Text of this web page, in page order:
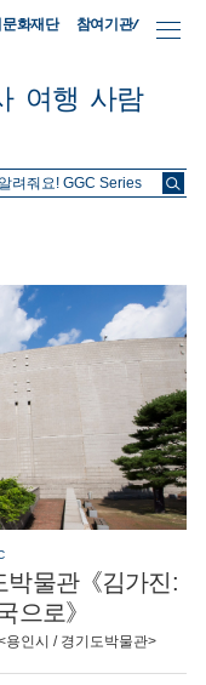
문화재단 참여기관/
여행 사람
박물관《김가진:
으로》
인시 / 경기도박물관>